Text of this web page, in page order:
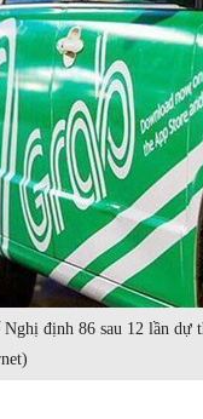
định 86 sau 12 lần dự